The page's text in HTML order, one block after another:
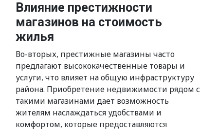
Влияние престижности
магазинов на стоимость
жилья
Во-вторых, престижные магазины часто
предлагают высококачественные товары и
услуги, что влияет на общую инфраструктуру
района. Приобретение недвижимости рядом с
такими магазинами дает возможность
жителям наслаждаться удобствами и
комфортом, которые предоставляются